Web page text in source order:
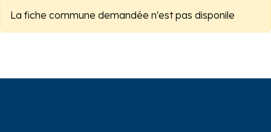
La fiche commune demandée n'est pas disponile